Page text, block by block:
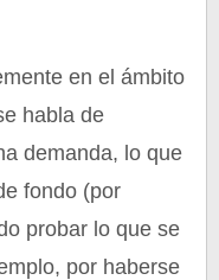
en el ámbito
habla de
demanda, lo que
fondo (por
probar lo que se
por haberse